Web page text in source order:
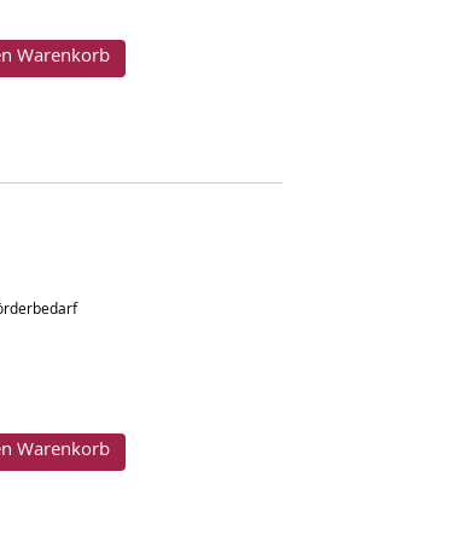
Warenkorb
Warenkorb